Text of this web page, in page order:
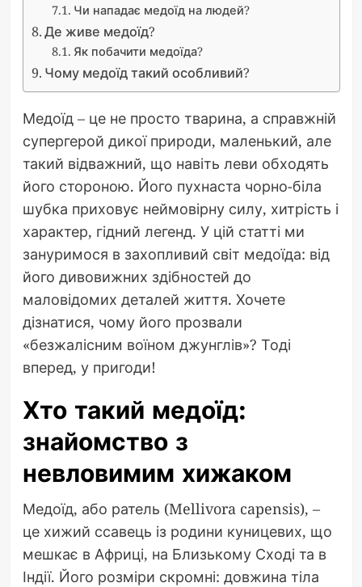
Чи нападає медоїд на людей?
Де живе медоїд?
Як побачити медоїда?
Чому медоїд такий особливий?
Медоїд – це не просто тварина, а справжній
супергерой дикої природи, маленький, але
такий відважний, що навіть леви обходять
його стороною. Його пухнаста чорно-біла
шубка приховує неймовірну силу, хитрість і
характер, гідний легенд. У цій статті ми
зануримося в захопливий світ медоїда: від
його дивовижних здібностей до
маловідомих деталей життя. Хочете
дізнатися, чому його прозвали
«безжалісним воїном джунглів»? Тоді
вперед, у пригоди!
Хто такий медоїд:
знайомство з
невловимим хижаком
Медоїд, або ратель (Mellivora capensis), –
це хижий ссавець із родини куницевих, що
мешкає в Африці, на Близькому Сході та в
Індії. Його розміри скромні: довжина тіла